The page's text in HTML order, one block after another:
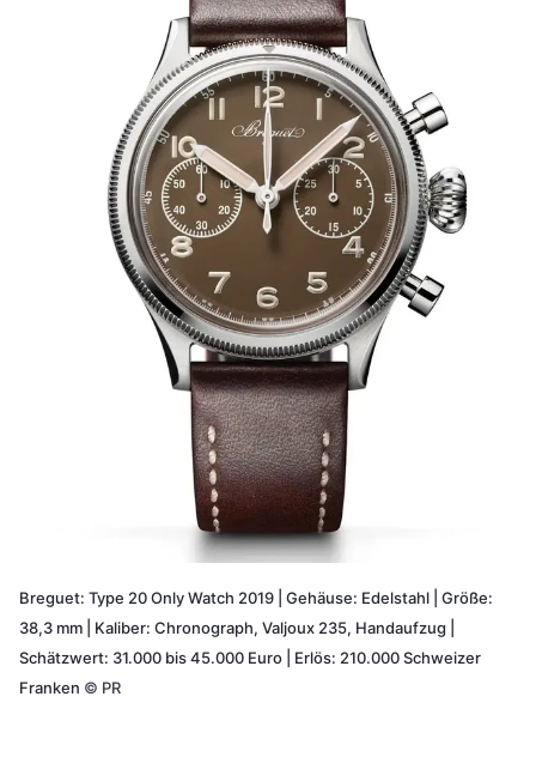
Breguet: Type 20 Only Watch 2019 | Gehäuse: Edelstahl | Größe:
38,3 mm | Kaliber: Chronograph, Valjoux 235, Handaufzug |
Schätzwert: 31.000 bis 45.000 Euro | Erlös: 210.000 Schweizer
Franken © PR